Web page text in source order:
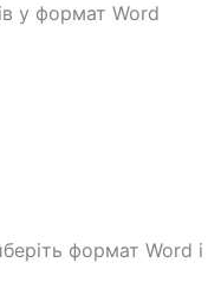
у формат Word
формат Word і